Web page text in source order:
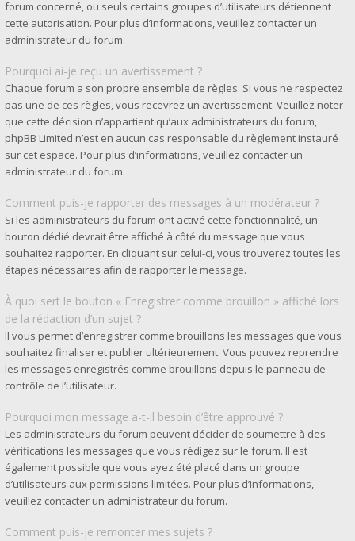
forum concerné, ou seuls certains groupes d’utilisateurs détiennent
cette autorisation. Pour plus d’informations, veuillez contacter un
administrateur du forum.
Pourquoi ai-je reçu un avertissement ?
Chaque forum a son propre ensemble de règles. Si vous ne respectez
pas une de ces règles, vous recevrez un avertissement. Veuillez noter
que cette décision n’appartient qu’aux administrateurs du forum,
phpBB Limited n’est en aucun cas responsable du règlement instauré
sur cet espace. Pour plus d’informations, veuillez contacter un
administrateur du forum.
Comment puis-je rapporter des messages à un modérateur ?
Si les administrateurs du forum ont activé cette fonctionnalité, un
bouton dédié devrait être affiché à côté du message que vous
souhaitez rapporter. En cliquant sur celui-ci, vous trouverez toutes les
étapes nécessaires afin de rapporter le message.
À quoi sert le bouton « Enregistrer comme brouillon » affiché lors
de la rédaction d’un sujet ?
Il vous permet d’enregistrer comme brouillons les messages que vous
souhaitez finaliser et publier ultérieurement. Vous pouvez reprendre
les messages enregistrés comme brouillons depuis le panneau de
contrôle de l’utilisateur.
Pourquoi mon message a-t-il besoin d’être approuvé ?
Les administrateurs du forum peuvent décider de soumettre à des
vérifications les messages que vous rédigez sur le forum. Il est
également possible que vous ayez été placé dans un groupe
d’utilisateurs aux permissions limitées. Pour plus d’informations,
veuillez contacter un administrateur du forum.
Comment puis-je remonter mes sujets ?